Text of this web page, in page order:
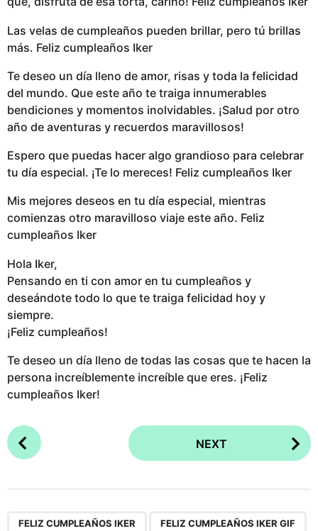
Las velas de cumpleaños pueden brillar, pero tú brillas
más. Feliz cumpleaños Iker
Te deseo un día lleno de amor, risas y toda la felicidad
del mundo. Que este año te traiga innumerables
bendiciones y momentos inolvidables. ¡Salud por otro
año de aventuras y recuerdos maravillosos!
Espero que puedas hacer algo grandioso para celebrar
tu día especial. ¡Te lo mereces! Feliz cumpleaños Iker
Mis mejores deseos en tu día especial, mientras
comienzas otro maravilloso viaje este año. Feliz
cumpleaños Iker
Hola Iker,
Pensando en ti con amor en tu cumpleaños y
deseándote todo lo que te traiga felicidad hoy y
siempre.
¡Feliz cumpleaños!
Te deseo un día lleno de todas las cosas que te hacen la
persona increíblemente increíble que eres. ¡Feliz
cumpleaños Iker!
P
o
NEXT
FELIZ CUMPLEAÑOS IKER FELIZ CUMPLEAÑOS IKER GIF